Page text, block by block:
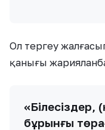
Ол тергеу
қанығы
«Білесіздер,
бұрынғы